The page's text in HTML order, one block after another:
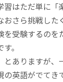
習はただ単に「
おさら挑戦した
を受験するのを
。
りますが、一
の英語がでてき